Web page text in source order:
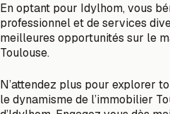
En optant pour Idylhom, vous
professionnel et de services
meilleures opportunités sur le
Toulouse.
N’attendez plus pour explorer
le dynamisme de l’immobilier